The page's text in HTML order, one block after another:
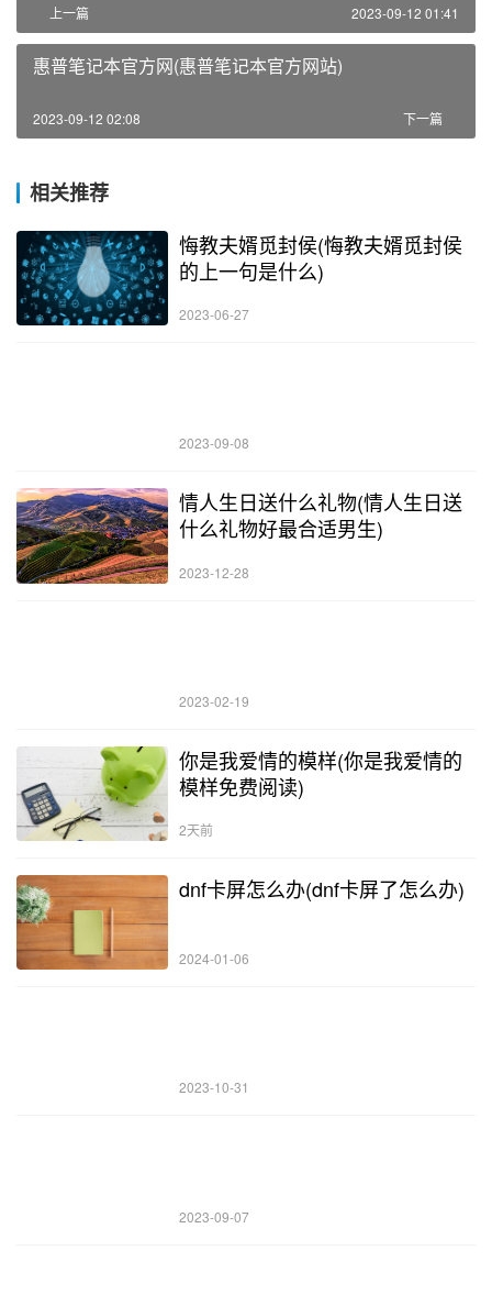
上一篇 2023-09-12 01:41
惠普笔记本官方网(惠普笔记本官方网站)
下一篇
2023-09-12 02:08
相关推荐
悔教夫婿觅封侯(悔教夫婿觅封侯
的上一句是什么)
2023-06-27
2023-09-08
情人生日送什么礼物(情人生日送
什么礼物好最合适男生)
2023-12-28
2023-02-19
你是我爱情的模样(你是我爱情的
模样免费阅读)
2天前
dnf卡屏怎么办(dnf卡屏了怎么办)
2024-01-06
2023-10-31
2023-09-07